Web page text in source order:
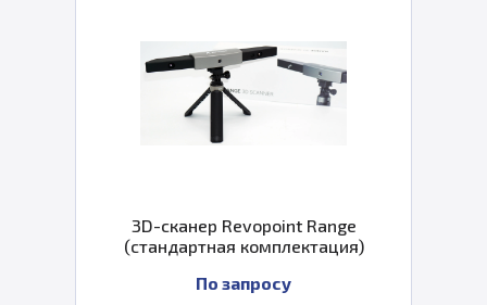
3D-сканер Revopoint Range
(стандартная комплектация)
По запросу